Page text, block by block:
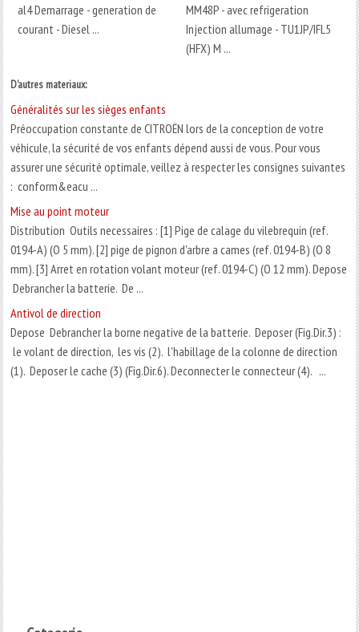
al4 Demarrage - generation de
courant - Diesel ...
MM48P - avec refrigeration
Injection allumage - TU1JP/IFL5
(HFX) M ...
D'autres materiaux:
Généralités sur les sièges enfants
Préoccupation constante de CITROËN lors de la conception de votre
véhicule, la sécurité de vos enfants dépend aussi de vous. Pour vous
assurer une sécurité optimale, veillez à respecter les consignes suivantes
: conform&eacu ...
Mise au point moteur
Distribution Outils necessaires : [1] Pige de calage du vilebrequin (ref.
0194-A) (O 5 mm). [2] pige de pignon d'arbre a cames (ref. 0194-B) (O 8
mm). [3] Arret en rotation volant moteur (ref. 0194-C) (O 12 mm). Depose
Debrancher la batterie. De ...
Antivol de direction
Depose Debrancher la borne negative de la batterie. Deposer (Fig.Dir.3) :
le volant de direction, les vis (2). l'habillage de la colonne de direction
(1). Deposer le cache (3) (Fig.Dir.6). Deconnecter le connecteur (4). ...